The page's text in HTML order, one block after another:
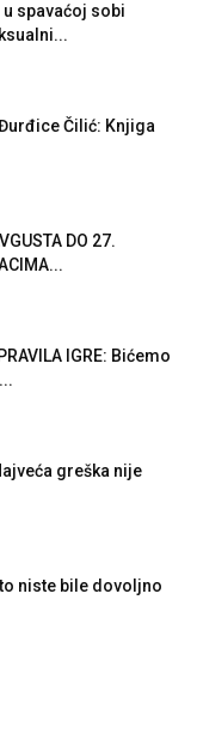
u spavaćoj sobi
Čilić: Knjiga
DO 27.
IGRE: Bićemo
greška nije
niste bile dovoljno